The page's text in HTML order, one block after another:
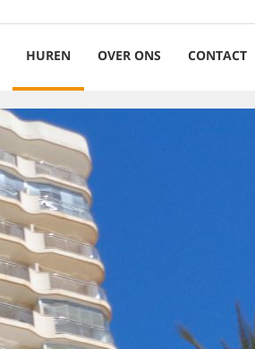
HUREN OVER ONS CONTACT